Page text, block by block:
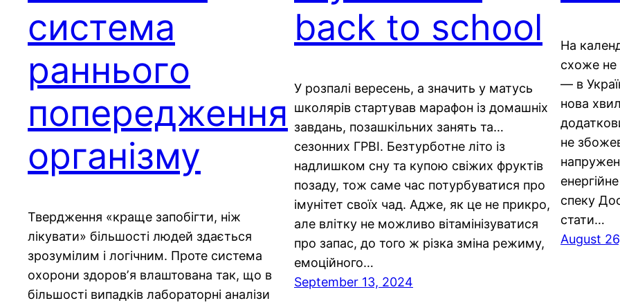
система
раннього
попередження
організму
Твердження «краще запобігти, ніж
лікувати» більшості людей здається
зрозумілим і логічним. Проте система
охорони здоровʼя влаштована так, що в
більшості випадків лабораторні аналізи
back to school
У розпалі вересень, а значить у матусь
школярів стартував марафон із домашніх
завдань, позашкільних занять та…
сезонних ГРВІ. Безтурботне літо із
надлишком сну та купою свіжих фруктів
позаду, тож саме час потурбуватися про
імунітет своїх чад. Адже, як це не прикро,
але влітку не можливо вітамінізуватися
про запас, до того ж різка зміна режиму,
емоційного…
September 13, 2024
На
схоже не
— в
нова
не
спеку
стати…
August